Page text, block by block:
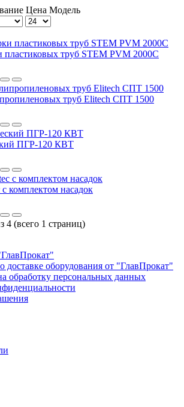
Цена Модель
пластиковых труб STEM PVM 2000C
труб Elitech СПТ 1500
ПГР-120 КВТ
комплектом насадок
4 (всего 1 страниц)
оборудования от "ГлавПрокат"
обработку персональных данных